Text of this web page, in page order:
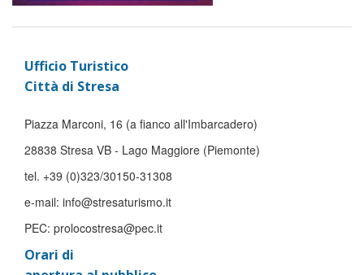
Ufficio Turistico
Città di Stresa
Piazza Marconi, 16 (a fianco all'Imbarcadero)
28838 Stresa VB - Lago Maggiore (Piemonte)
tel. +39 (0)323/30150-31308
e-mail: info@stresaturismo.it
PEC: prolocostresa@pec.it
Orari di